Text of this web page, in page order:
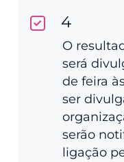
4
O
será
de feira
ser
serão
ligação